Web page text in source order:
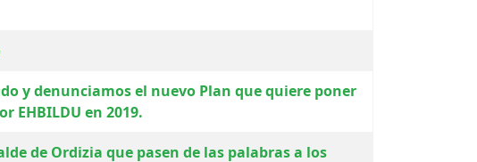
y denunciamos el nuevo Plan que quiere poner
EHBILDU en 2019.
de Ordizia que pasen de las palabras a los